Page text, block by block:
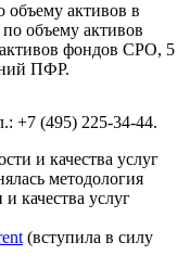
объему активов в
объему активов
фондов СРО, 5
ПФР.
+7 (495) 225-34-44.
и качества услуг
методология
качества услуг
(вступила в силу